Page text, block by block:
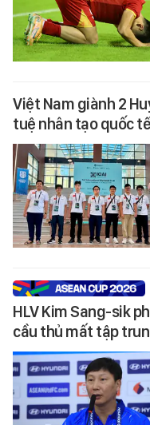
Việt Nam giành 2
tuệ nhân tạo quốc
HLV Kim Sang-sik
cầu thủ mất tập